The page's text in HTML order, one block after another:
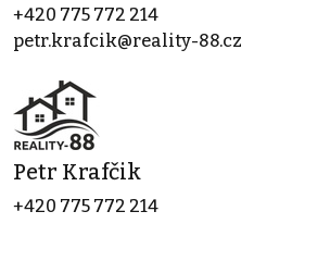
+420 775 772 214
petr.krafcik@reality-88.cz
Petr Krafčik
+420 775 772 214